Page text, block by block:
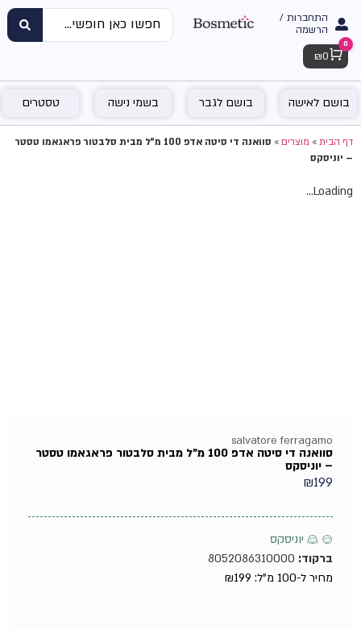
התחברות /
הרשמה
Cart
0
₪ 0
בושם לאישה בושם לגבר בשמי נישה טסטרים
דף הבית»מוצרים»
סוואנה די סיטה אדפ 100 מ"ל מבית סלבטור פראגאמו טסטר
– יוניסקס
Loading...
salvatore ferragamo
סוואנה די סיטה אדפ 100 מ"ל מבית סלבטור פראגאמו טסטר
– יוניסקס
₪199
♂ ♀ יוניסקס
ברקוד:8052086310000
מחיר ל-100 מ"ל:
₪199